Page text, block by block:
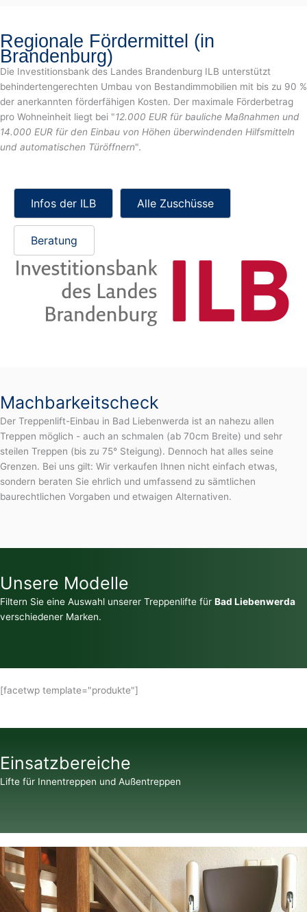
Regionale Fördermittel (in
Brandenburg)
Die Investitionsbank des Landes Brandenburg ILB unterstützt
behindertengerechten Umbau von Bestandimmobilien mit bis zu 90 %
der anerkannten förderfähigen Kosten. Der maximale Förderbetrag
pro Wohneinheit liegt bei "12.000 EUR für bauliche Maßnahmen und
14.000 EUR für den Einbau von Höhen überwindenden Hilfsmitteln
und automatischen Türöffnern".
Infos der ILB Alle Zuschüsse
Beratung
Machbarkeitscheck
Der Treppenlift-Einbau in Bad Liebenwerda ist an nahezu allen
Treppen möglich - auch an schmalen (ab 70cm Breite) und sehr
steilen Treppen (bis zu 75° Steigung). Dennoch hat alles seine
Grenzen. Bei uns gilt: Wir verkaufen Ihnen nicht einfach etwas,
sondern beraten Sie ehrlich und umfassend zu sämtlichen
baurechtlichen Vorgaben und etwaigen Alternativen.
Unsere Modelle
Filtern Sie eine Auswahl unserer Treppenlifte für Bad Liebenwerda
verschiedener Marken.
[facetwp template="produkte"]
Einsatzbereiche
Lifte für Innentreppen und Außentreppen